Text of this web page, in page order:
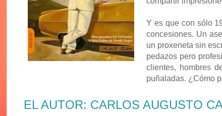
Y es que con sólo
concesiones. Un
un proxeneta sin
pedazos pero
clientes, hombres
puñaladas. ¿Cómo
EL AUTOR: CARLOS AUGUSTO